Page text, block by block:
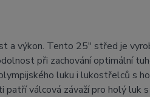
a výkon. Tento 25" střed je
při zachování optimální
luku i lukostřelců s
válcová závaží pro holý luk